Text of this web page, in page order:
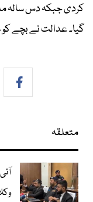
کردی جبکہ دس سالہ
گیا۔ عدالت نے بچے کو
متعلقہ